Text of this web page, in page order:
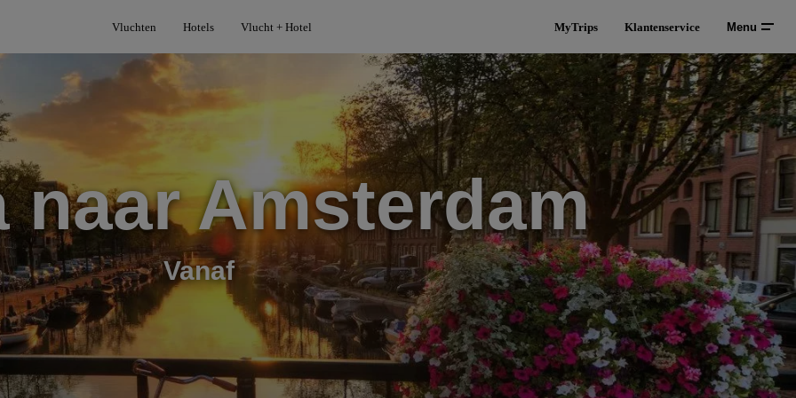
Vluchten Hotels Vlucht + Hotel MyTrips Klantenservice Menu
naar Amsterdam
Vanaf